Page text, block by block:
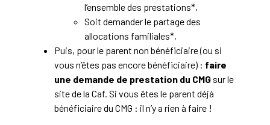
l’ensemble des prestations*,
Soit demander le partage des
allocations familiales*,
Puis, pour le parent non bénéficiaire (ou si
vous n’êtes pas encore bénéficiaire) : faire
une demande de prestation du CMG sur le
site de la Caf. Si vous êtes le parent déjà
bénéficiaire du CMG : il n’y a rien à faire !